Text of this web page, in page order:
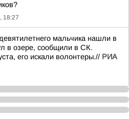
18:27
мальчика нашли в
в озере, сообщили в СК.
его искали волонтеры.// РИА